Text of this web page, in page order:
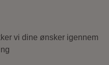
vi dine ønsker igennem